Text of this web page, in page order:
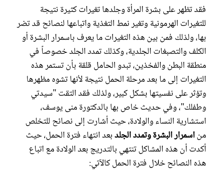
فقد تظهر على بشرة المرأة وجلدها تغيرات كثيرة نتيجة
للتغيرات الهرمونية وتغير نمط التغذية واتباعها لنصائح قد تضر
بها، ولذلك فمن بين هذه التغيرات ما يعرف باسمرار البشرة أو
الكلف والتصبغات الجلدية، وكذلك تمدد الجلد خصوصاً في
منطقة البطن والفخذين، تبدو الحامل قلقة بأن تستمر هذه
التغيرات إلى ما بعد مرحلة الحمل نتيجة لأنها تشوه مظهرها
وتؤثر على نفسيتها بشكل كبير، ولذلك فقد التقت "سيدتي
وطفلك"، وفي حديث خاص بها بالدكتورة منى يوسف،
استشارية النساء والولادة، حيث أشارت إلى نصائح للتخلص
مناسمرار البشرة وتمدد الجلدبعد انتهاء فترة الحمل، حيث
أكدت أن هذه المشاكل تنتهي بالتدريج بعد الولادة مع اتباع
هذه النصائح خلال فترة الحمل كالآتي: